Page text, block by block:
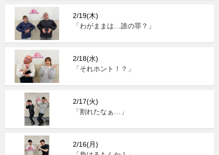
2/19(木)
「わがままは…誰の罪？」
2/18(水)
「それホント！？」
2/17(火)
「割れたなぁ…」
2/16(月)